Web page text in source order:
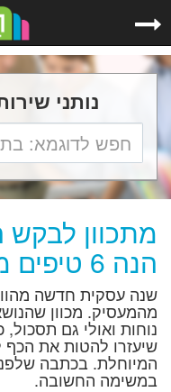
נותני
מתכוון
הנה 6 טיפים מנצחים
שנה עסקית חדשה
מהמעסיק. מכוון
נוחות ואולי גם
שיעזרו להטות את
המיוחלת. בכתבה
במשימה החשובה.